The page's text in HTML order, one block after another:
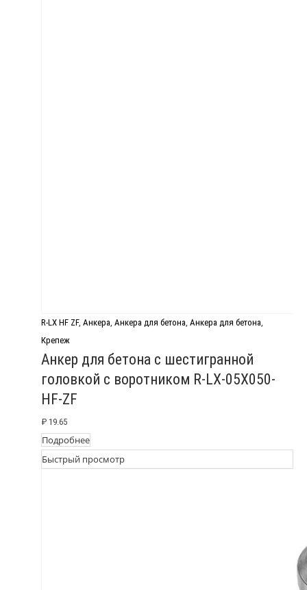
R-LX HF ZF, Анкера Анкера для бетона Анкера для бетона
Крепеж
Анкер для бетона с шестигранной
головкой с воротником R-LX-05X050-
HF-ZF
₽ 19.65
Подробнее
Быстрый просмотр